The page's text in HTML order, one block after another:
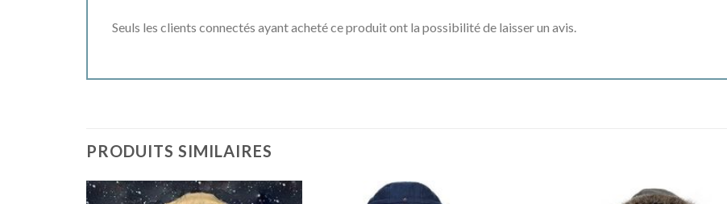
Seuls les clients connectés ayant acheté ce produit ont la possibilité de laisser un avis.
PRODUITS SIMILAIRES